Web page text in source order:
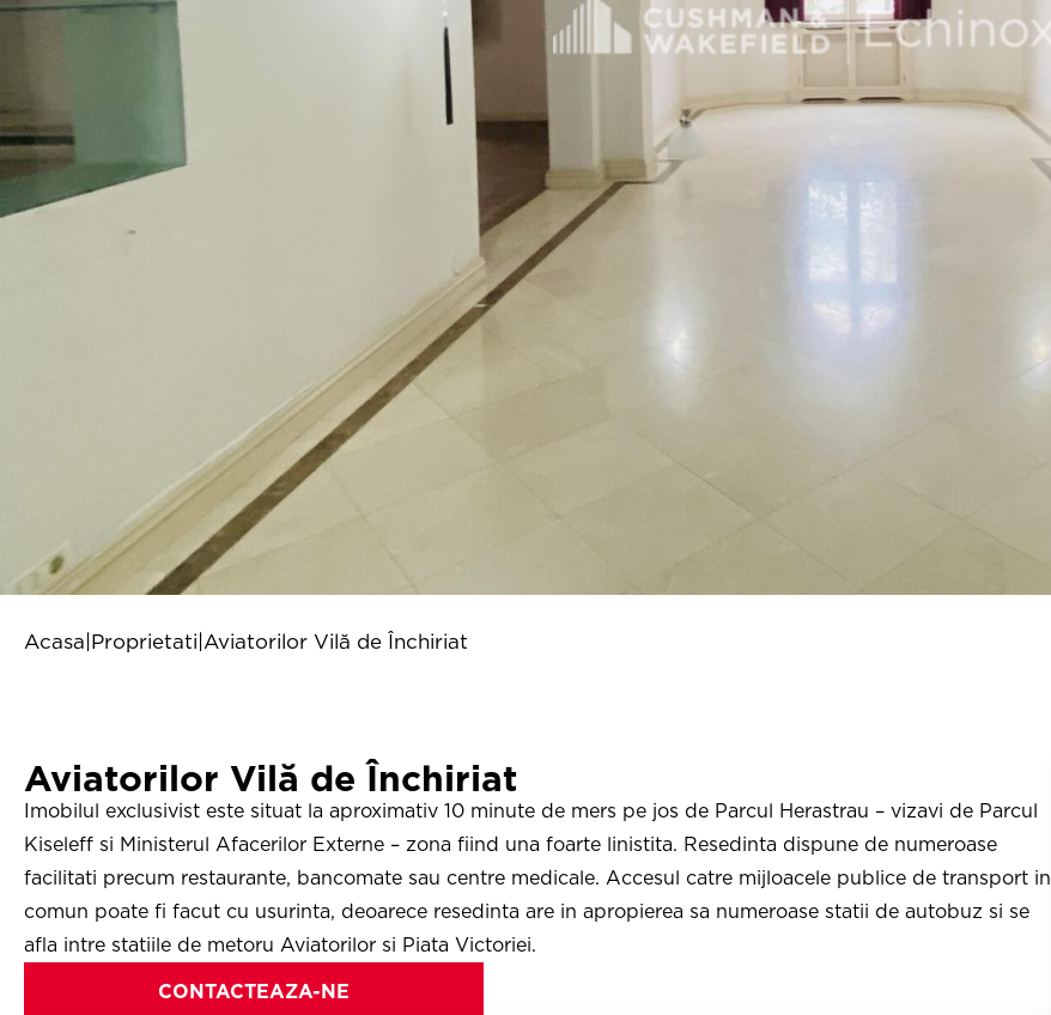
Acasa Proprietati Aviatorilor Vilă de Închiriat
Aviatorilor Vilă de Închiriat
Imobilul exclusivist este situat la aproximativ 10 minute de mers pe jos de Parcul Herastrau – vizavi de Parcul
Kiseleff si Ministerul Afacerilor Externe – zona fiind una foarte linistita. Resedinta dispune de numeroase
facilitati precum restaurante, bancomate sau centre medicale. Accesul catre mijloacele publice de transport in
comun poate fi facut cu usurinta, deoarece resedinta are in apropierea sa numeroase statii de autobuz si se
afla intre statiile de metoru Aviatorilor si Piata Victoriei.
CONTACTEAZA-NE